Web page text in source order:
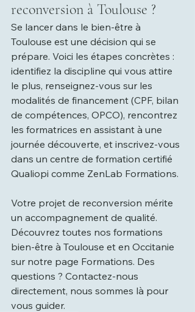
reconversion à Toulouse ?
Se lancer dans le bien-être à
Toulouse est une décision qui se
prépare. Voici les étapes concrètes :
identifiez la discipline qui vous attire
le plus, renseignez-vous sur les
modalités de financement (CPF, bilan
de compétences, OPCO), rencontrez
les formatrices en assistant à une
journée découverte, et inscrivez-vous
dans un centre de formation certifié
Qualiopi comme ZenLab Formations.
Votre projet de reconversion mérite
un accompagnement de qualité.
Découvrez toutes nos formations
bien-être à Toulouse et en Occitanie
sur notre page Formations. Des
questions ? Contactez-nous
directement, nous sommes là pour
vous guider.